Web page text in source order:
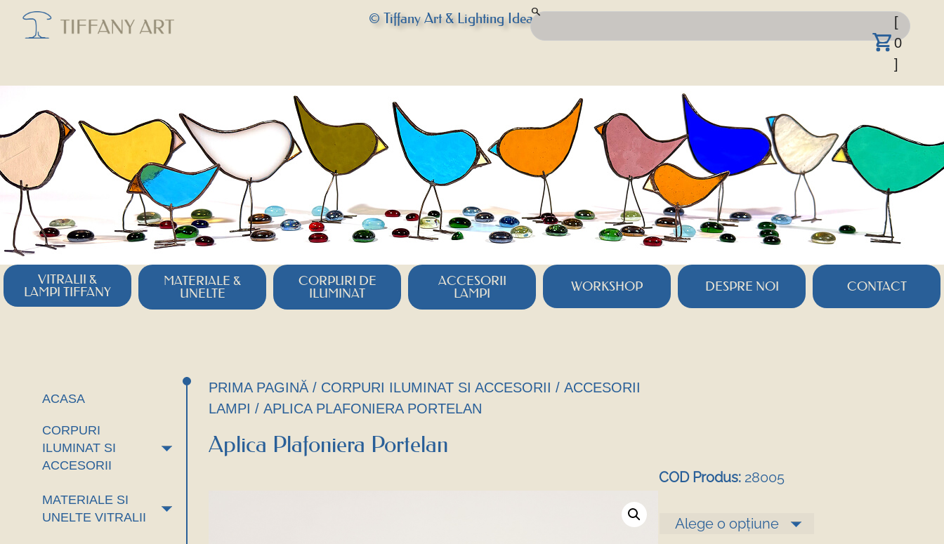
© Tiffany Art & Lighting Idea
[
0
]
VITRALII &
LAMPI TIFFANY
MATERIALE &
UNELTE
CORPURI DE
ILUMINAT
ACCESORII
LAMPI
WORKSHOP DESPRE NOI CONTACT
ACASA
+
CORPURI
ILUMINAT SI
ACCESORII
+
MATERIALE SI
UNELTE VITRALII
PRIMA PAGINĂ / CORPURI ILUMINAT SI ACCESORII /ACCESORII
LAMPI / APLICA PLAFONIERA PORTELAN
Aplica Plafoniera Portelan
COD Produs: 28005